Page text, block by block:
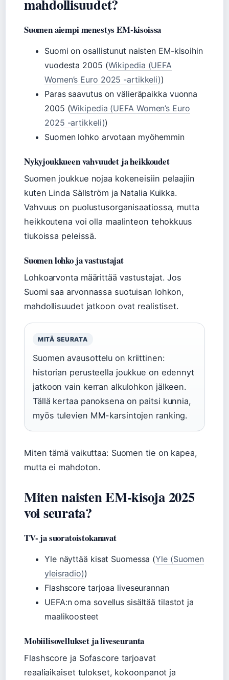
mahdollisuudet?
Suomen aiempi menestys EM-kisoissa
Suomi on osallistunut naisten EM-kisoihin
vuodesta 2005 (Wikipedia (UEFA
Women’s Euro 2025 -artikkeli))
Paras saavutus on välieräpaikka vuonna
2005 (Wikipedia (UEFA Women’s Euro
2025 -artikkeli))
Suomen lohko arvotaan myöhemmin
Nykyjoukkueen vahvuudet ja heikkoudet
Suomen joukkue nojaa kokeneisiin pelaajiin
kuten Linda Sällström ja Natalia Kuikka.
Vahvuus on puolustusorganisaatiossa, mutta
heikkoutena voi olla maalinteon tehokkuus
tiukoissa peleissä.
Suomen lohko ja vastustajat
Lohkoarvonta määrittää vastustajat. Jos
Suomi saa arvonnassa suotuisan lohkon,
mahdollisuudet jatkoon ovat realistiset.
MITÄ SEURATA
Suomen avausottelu on kriittinen:
historian perusteella joukkue on edennyt
jatkoon vain kerran alkulohkon jälkeen.
Tällä kertaa panoksena on paitsi kunnia,
myös tulevien MM-karsintojen ranking.
Miten tämä vaikuttaa: Suomen tie on kapea,
mutta ei mahdoton.
Miten naisten EM-kisoja 2025
voi seurata?
TV- ja suoratoistokanavat
Yle näyttää kisat Suomessa (Yle (Suomen
yleisradio))
Flashscore tarjoaa liveseurannan
UEFA:n oma sovellus sisältää tilastot ja
maalikoosteet
Mobiilisovellukset ja liveseuranta
Flashscore ja Sofascore tarjoavat
reaaliaikaiset tulokset, kokoonpanot ja